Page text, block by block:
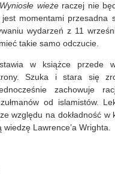
Wyniosłe wieże raczej nie
momentami przesadna
wydarzeń z 11
takie samo odczucie.
w książce przede
Szuka i stara się
zachowuje
od islamistów.
względu na dokładność w
Lawrence’a Wrighta.